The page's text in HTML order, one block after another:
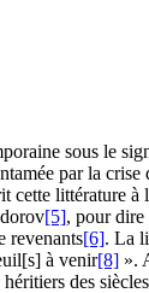
sous le
par la
littérature
[5], pour dire
revenants[6]. La
à venir[8] ».
des